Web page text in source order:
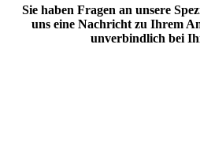
Sie haben Fragen an unsere
uns eine Nachricht zu Ihrem
unverbindlich bei